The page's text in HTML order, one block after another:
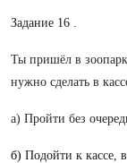
Задание 16 .
Ты пришёл в
нужно сделать в
а) Пройти без
б) Подойти к кассе,